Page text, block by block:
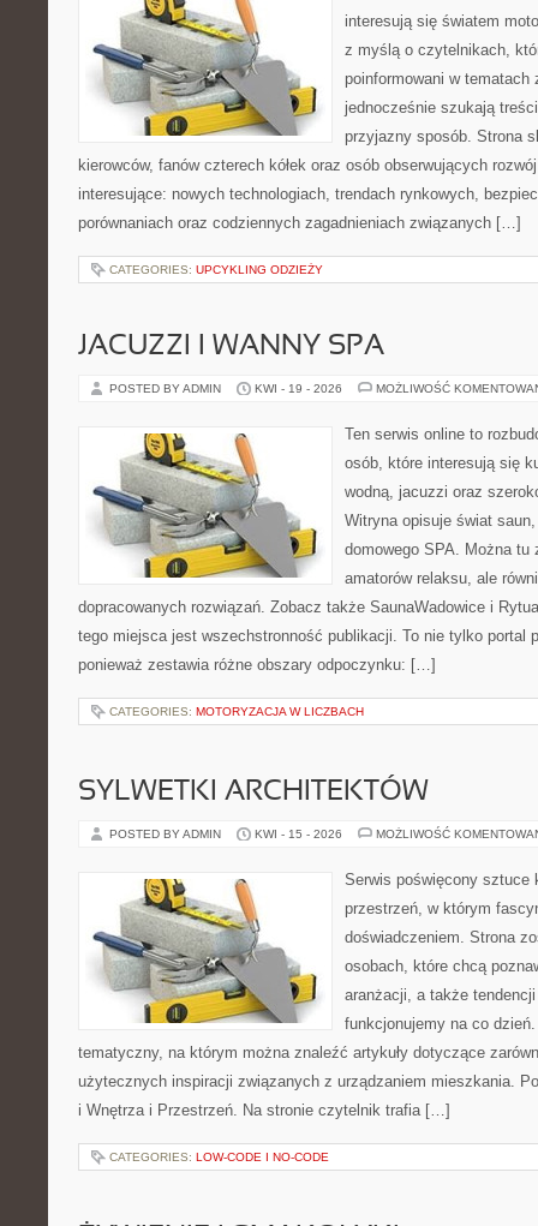
interesują się światem
z myślą o czytelnikach,
poinformowani w
jednocześnie szukają
przyjazny sposób. Strona
kierowców, fanów czterech kółek oraz osób obserwujących
interesujące: nowych technologiach, trendach rynkowych,
porównaniach oraz codziennych zagadnieniach związanych […]
CATEGORIES: UPCYKLING ODZIEŻY
JACUZZI I WANNY SPA
POSTED BY ADMIN KWI - 19 - 2026 MOŻLIWOŚĆ
Ten serwis online to
osób, które interesują się
wodną, jacuzzi oraz
Witryna opisuje świat
domowego SPA. Można
amatorów relaksu, ale
dopracowanych rozwiązań. Zobacz także SaunaWadowice i
tego miejsca jest wszechstronność publikacji. To nie tylko portal
ponieważ zestawia różne obszary odpoczynku: […]
CATEGORIES: MOTORYZACJA W LICZBACH
SYLWETKI ARCHITEKTÓW
POSTED BY ADMIN KWI - 15 - 2026 MOŻLIWOŚĆ
Serwis poświęcony sztuce
przestrzeń, w którym
doświadczeniem. Strona
osobach, które chcą
aranżacji, a także
funkcjonujemy na co
tematyczny, na którym można znaleźć artykuły dotyczące
użytecznych inspiracji związanych z urządzaniem mieszkania.
i Wnętrza i Przestrzeń. Na stronie czytelnik trafia […]
CATEGORIES: LOW-CODE I NO-CODE